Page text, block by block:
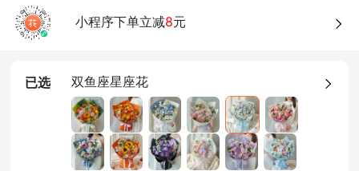
小程序下单立减8元
已选 双鱼座星座花